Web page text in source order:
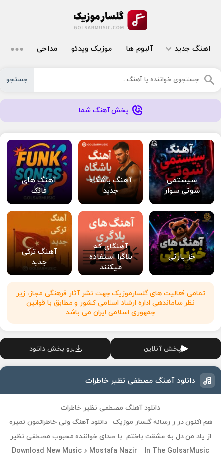
اهنگ جدید آلبوم ها موزیک ویدئو مداحی
جستجو
پخش آهنگ شما
سیستمی
شوتی سوار
آهنگ باشگاه
جدید
آهنگ های
فانک
خز پارتی
آهنگای که
بلاگرا استفاده
میکنند
آهنگ ترکی
جدید
تمامی فعالیت های گلسارموزیک جهت نشر آثار فرهنگی مجاز، زیر
نظر ساماندهی اداره ارشاد اسلامی کشور و مطابق با قوانین
جمهوری اسلامی ایران می باشد
پخش آنلاین برو بخش دانلود
دانلود آهنگ مصطفی نظیر خاطرات
دانلود آهنگ مصطفی نظیر خاطرات
هم اکنون در ر رسانه گلسار موزیک | دانلود آهنگ ولی خاطراتمون نمیره
از یاد من دل به عشقت باختم با صدای خواننده محبوب مصطفی نظیر
Download New Music ♪ Mostafa Nazir – In The GolsarMusic